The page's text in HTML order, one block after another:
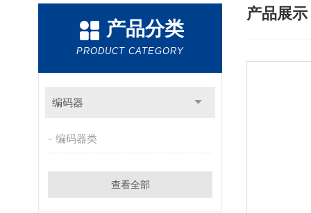
产品分类
PRODUCT CATEGORY
编码器
编码器类
查看全部
产品展示